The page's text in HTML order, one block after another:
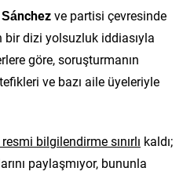
ve partisi çevresinde
dizi yolsuzluk iddiasıyla
göre, soruşturmanın
ve bazı aile üyeleriyle
bilgilendirme sınırlı kaldı;
paylaşmıyor, bununla